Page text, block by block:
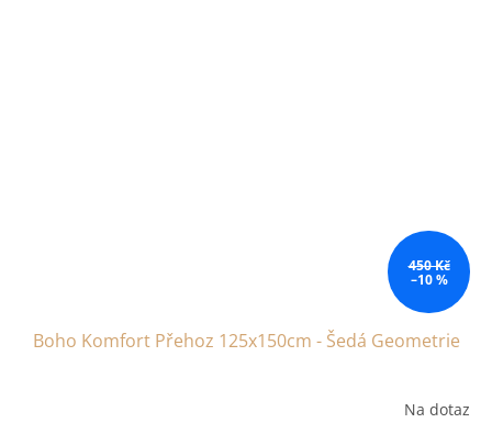
450 Kč
–10 %
Boho Komfort Přehoz 125x150cm - Šedá Geometrie
Na dotaz